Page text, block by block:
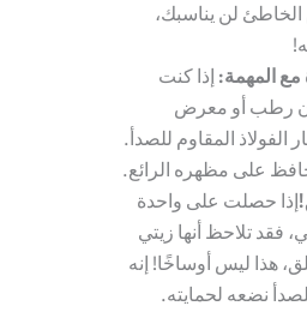
لن يناسبك،
مع المهمة: إذا كنت
رطب أو معرض
الفولاذ المقاوم للصدأ.
على مظهره الرائع.
إذا حصلت على واحدة
فقد تلاحظ أنها زيتي
هذا ليس أوساخًا! إنه
نضعه لحمايته.